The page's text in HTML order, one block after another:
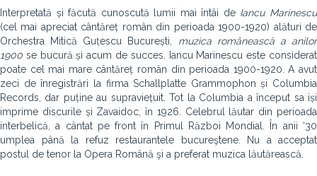
Interpretată și făcută cunoscută lumii mai întâi de Iancu Marinescu
(cel mai apreciat cântăreț român din perioada 1900-1920) alături de
Orchestra Mitică Guțescu București, muzica românească a anilor
1900 se bucură și acum de succes. Iancu Marinescu este considerat
poate cel mai mare cântăreț român din perioada 1900-1920. A avut
zeci de înregistrări la firma Schallplatte Grammophon și Columbia
Records, dar puține au supraviețuit. Tot la Columbia a început sa iși
imprime discurile și Zavaidoc, în 1926. Celebrul lăutar din perioada
interbelică, a cântat pe front în Primul Război Mondial. În anii ‘30
umplea până la refuz restaurantele bucureştene. Nu a acceptat
postul de tenor la Opera Română şi a preferat muzica lăutărească.